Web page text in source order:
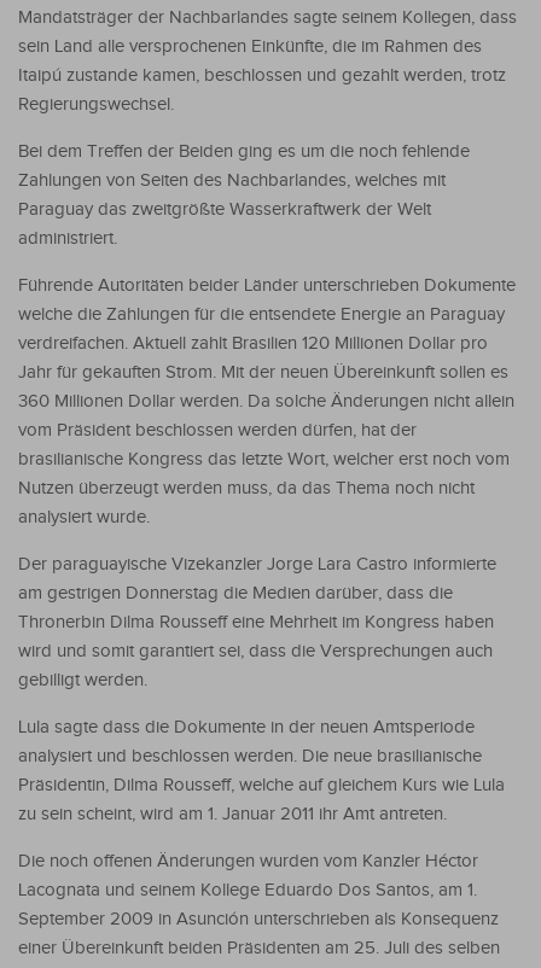
Mandatsträger der Nachbarlandes sagte seinem Kollegen, dass
sein Land alle versprochenen Einkünfte, die im Rahmen des
Itaipú zustande kamen, beschlossen und gezahlt werden, trotz
Regierungswechsel.
Bei dem Treffen der Beiden ging es um die noch fehlende
Zahlungen von Seiten des Nachbarlandes, welches mit
Paraguay das zweitgrößte Wasserkraftwerk der Welt
administriert.
Führende Autoritäten beider Länder unterschrieben Dokumente
welche die Zahlungen für die entsendete Energie an Paraguay
verdreifachen. Aktuell zahlt Brasilien 120 Millionen Dollar pro
Jahr für gekauften Strom. Mit der neuen Übereinkunft sollen es
360 Millionen Dollar werden. Da solche Änderungen nicht allein
vom Präsident beschlossen werden dürfen, hat der
brasilianische Kongress das letzte Wort, welcher erst noch vom
Nutzen überzeugt werden muss, da das Thema noch nicht
analysiert wurde.
Der paraguayische Vizekanzler Jorge Lara Castro informierte
am gestrigen Donnerstag die Medien darüber, dass die
Thronerbin Dilma Rousseff eine Mehrheit im Kongress haben
wird und somit garantiert sei, dass die Versprechungen auch
gebilligt werden.
Lula sagte dass die Dokumente in der neuen Amtsperiode
analysiert und beschlossen werden. Die neue brasilianische
Präsidentin, Dilma Rousseff, welche auf gleichem Kurs wie Lula
zu sein scheint, wird am 1. Januar 2011 ihr Amt antreten.
Die noch offenen Änderungen wurden vom Kanzler Héctor
Lacognata und seinem Kollege Eduardo Dos Santos, am 1.
September 2009 in Asunción unterschrieben als Konsequenz
einer Übereinkunft beiden Präsidenten am 25. Juli des selben